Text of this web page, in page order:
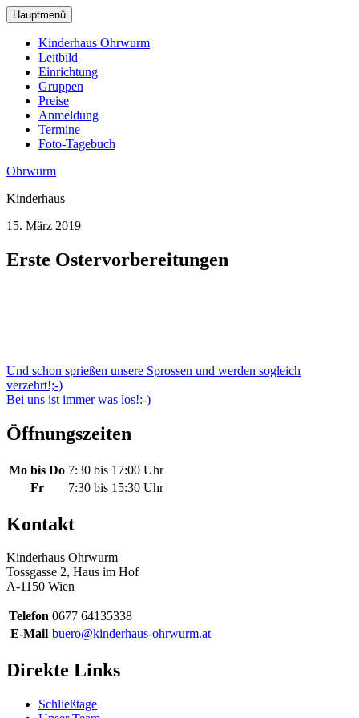
zum
Hauptinhalt
wechseln
Hauptmenü
Kinderhaus Ohrwurm
Leitbild
Einrichtung
Gruppen
Preise
Anmeldung
Termine
Foto-Tagebuch
Ohrwurm
Kinderhaus
15. März 2019
Erste Ostervorbereitungen
Beitragsnavigation
Und schon sprießen unsere Sprossen und werden sogleich
verzehrt!;-)
Bei uns ist immer was los!:-)
Öffnungszeiten
Mo bis Do 7:30 bis 17:00 Uhr
Fr
7:30 bis 15:30 Uhr
Kontakt
Kinderhaus Ohrwurm
Tossgasse 2, Haus im Hof
A-1150 Wien
Telefon 0677 64135338
E-Mail buero@kinderhaus-ohrwurm.at
Direkte Links
Schließtage